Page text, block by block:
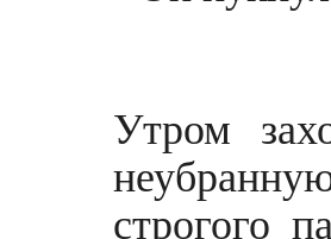
Утром
строгого